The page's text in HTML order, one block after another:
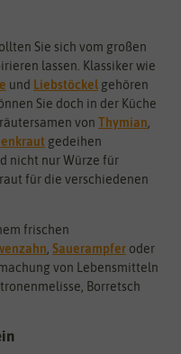
Sie sich vom großen
lassen. Klassiker wie
und Liebstöckel gehören
Sie doch in der Küche
von Thymian,
gedeihen
nicht nur Würze für
für die verschiedenen
frischen
, Sauerampfer oder
von Lebensmitteln
Borretsch